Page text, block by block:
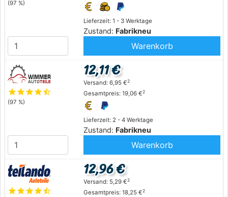
(97 %)
Lieferzeit: 1 - 3 Werktage
Zustand: Fabrikneu
Warenkorb
starstarstarstarstar_half
(97 %)
Lieferzeit: 2 - 4 Werktage
Zustand: Fabrikneu
12,11 €
Versand: 6,95 €2
Gesamtpreis: 19,06 €2
Warenkorb
starstarstarstarstar_half
12,96 €
Versand: 5,29 €2
Gesamtpreis: 18,25 €2